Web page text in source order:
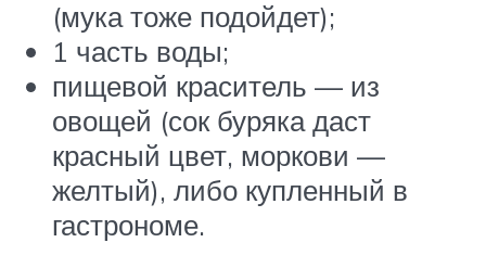
(мука тоже подойдет);
1 часть воды;
пищевой краситель — из
овощей (сок буряка даст
красный цвет, моркови —
желтый), либо купленный в
гастрономе.